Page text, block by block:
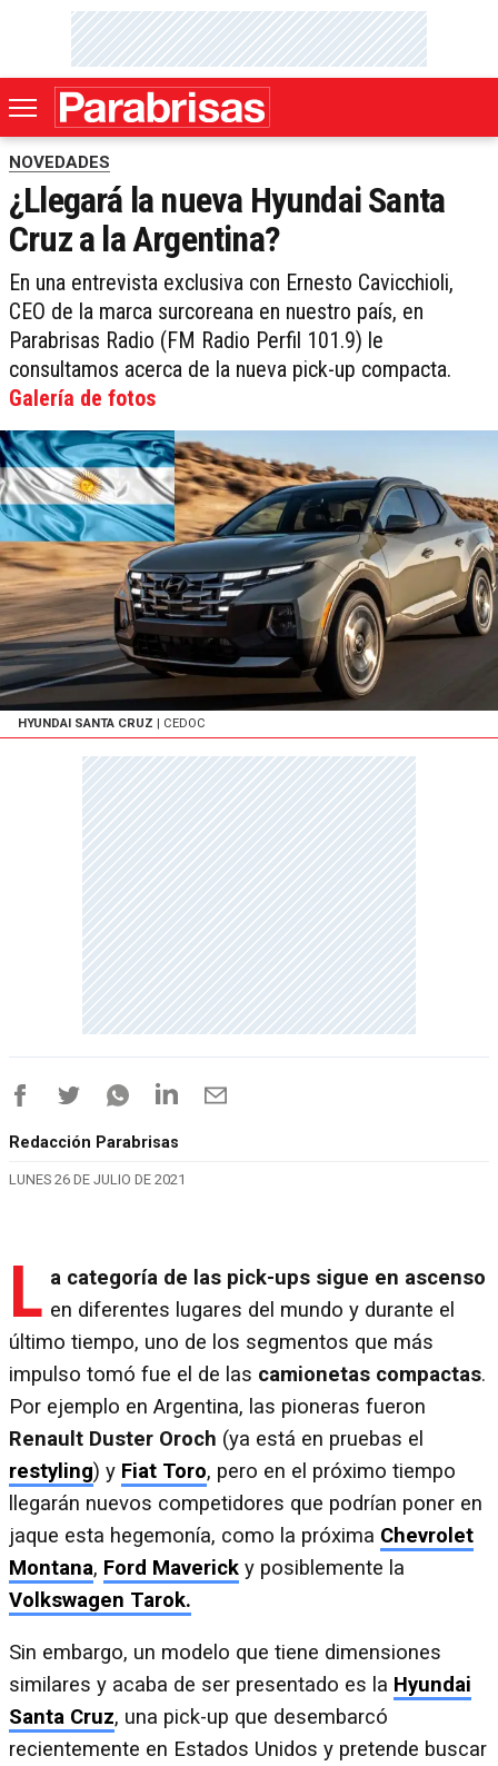
NOVEDADES
¿Llegará la nueva Hyundai Santa
Cruz a la Argentina?
En una entrevista exclusiva con Ernesto Cavicchioli,
CEO de la marca surcoreana en nuestro país, en
Parabrisas Radio (FM Radio Perfil 101.9) le
consultamos acerca de la nueva pick-up compacta.
Galería de fotos
HYUNDAI SANTA CRUZ | CEDOC
Redacción Parabrisas
LUNES 26 DE JULIO DE 2021
L a categoría de las pick-ups sigue en ascenso
en diferentes lugares del mundo y durante el
último tiempo, uno de los segmentos que más
impulso tomó fue el de las camionetas compactas.
Por ejemplo en Argentina, las pioneras fueron
Renault Duster Oroch (ya está en pruebas el
restyling) y Fiat Toro, pero en el próximo tiempo
llegarán nuevos competidores que podrían poner en
jaque esta hegemonía, como la próxima Chevrolet
Montana, Ford Maverick y posiblemente la
Volkswagen Tarok.
Sin embargo, un modelo que tiene dimensiones
similares y acaba de ser presentado es la Hyundai
Santa Cruz, una pick-up que desembarcó
recientemente en Estados Unidos y pretende buscar